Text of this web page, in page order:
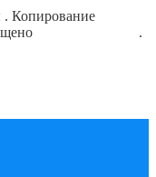
. Копирование
.